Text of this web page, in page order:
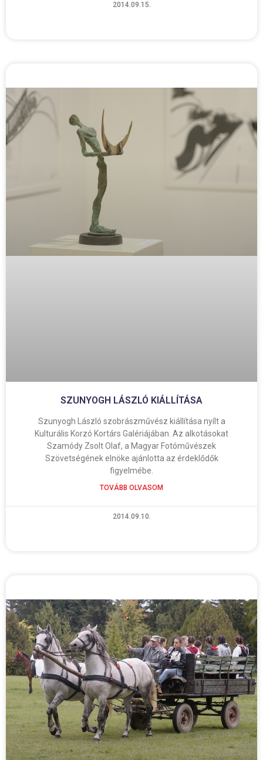
2014.09.15.
SZUNYOGH LÁSZLÓ KIÁLLÍTÁSA
Szunyogh László szobrászművész kiállítása nyílt a
Kulturális Korzó Kortárs Galériájában. Az alkotásokat
Szamódy Zsolt Olaf, a Magyar Fotóművészek
Szövetségének elnöke ajánlotta az érdeklődők
figyelmébe.
TOVÁBB OLVASOM
2014.09.10.